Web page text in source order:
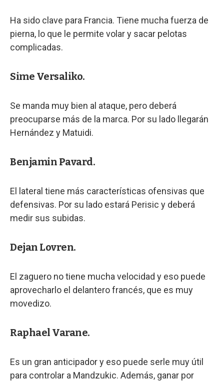
Ha sido clave para Francia. Tiene mucha fuerza de
pierna, lo que le permite volar y sacar pelotas
complicadas.
Sime Versaliko.
Se manda muy bien al ataque, pero deberá
preocuparse más de la marca. Por su lado llegarán
Hernández y Matuidi.
Benjamin Pavard.
El lateral tiene más características ofensivas que
defensivas. Por su lado estará Perisic y deberá
medir sus subidas.
Dejan Lovren.
El zaguero no tiene mucha velocidad y eso puede
aprovecharlo el delantero francés, que es muy
movedizo.
Raphael Varane.
Es un gran anticipador y eso puede serle muy útil
para controlar a Mandzukic. Además, ganar por